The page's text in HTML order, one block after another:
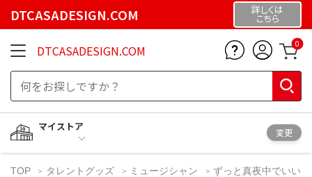
DTCASADESIGN.COM 詳しくは
こちら
DTCASADESIGN.COM 0
マイストア
変更
TOP タレントグッズ ミュージシャン
ずっと真夜中でいい